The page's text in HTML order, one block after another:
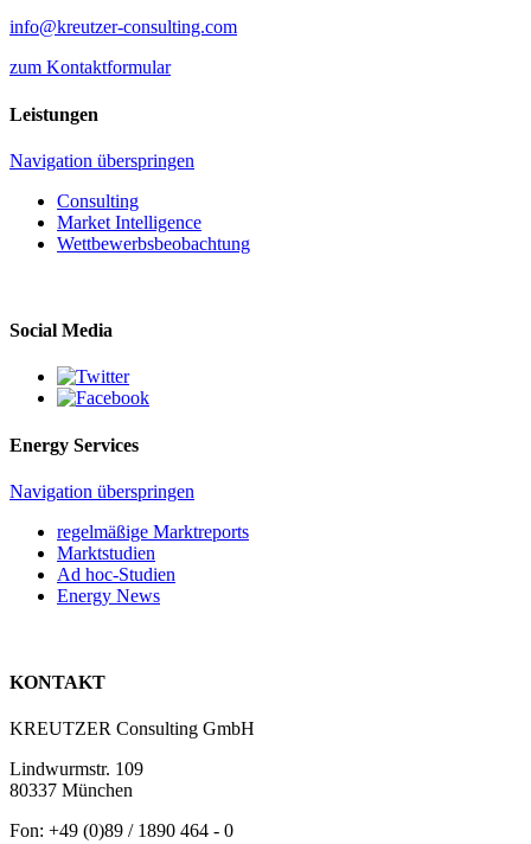
info@kreutzer-consulting.com
zum Kontaktformular
Leistungen
Navigation überspringen
Consulting
Market Intelligence
Wettbewerbs­beobachtung
Social Media
Energy Services
Navigation überspringen
regelmäßige Marktreports
Marktstudien
Ad hoc-Studien
Energy News
KONTAKT
KREUTZER Consulting GmbH
Lindwurmstr. 109
80337 München
Fon: +49 (0)89 / 1890 464 - 0